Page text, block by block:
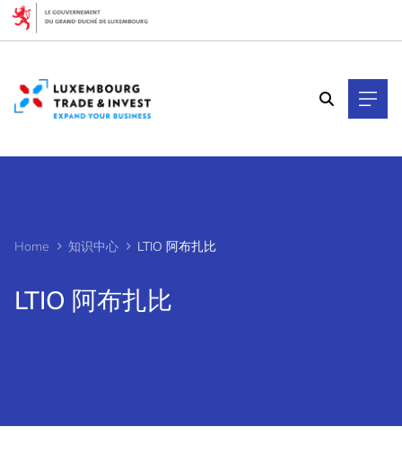
Home 知识中心 LTIO 阿布扎比
LTIO 阿布扎比
Cookies management panel